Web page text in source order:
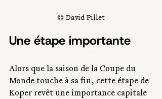
© David Pillet
Une étape importante
Alors que la saison de la Coupe du
Monde touche à sa fin, cette étape de
Koper revêt une importance capitale